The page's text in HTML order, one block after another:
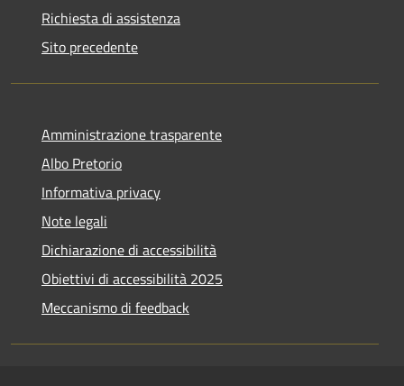
Richiesta di assistenza
Sito precedente
Amministrazione trasparente
Albo Pretorio
Informativa privacy
Note legali
Dichiarazione di accessibilità
Obiettivi di accessibilità 2025
Meccanismo di feedback